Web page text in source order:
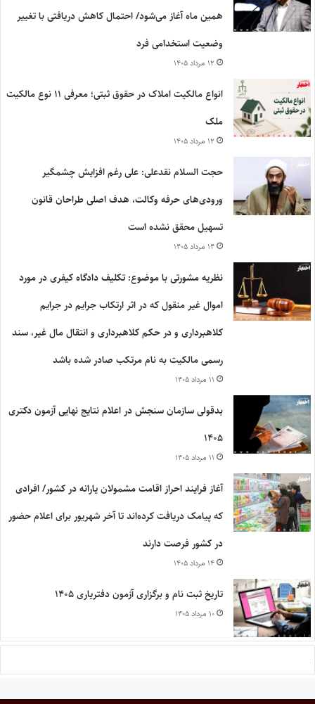
همین ماه آغاز می‌شود/ احتمال کاهش دریافتی با تغییر
وضعیت استخدامی فرد
۱۲ مرداد ۱۴۰۵
انواع مالکیت املاک در حقوق ثبتی؛ معرفی ۱۱ نوع مالکیت
ملک
۱۲ مرداد ۱۴۰۵
حجت السلام نقدعلی: علی رغم افزایش چشمگیر
ورودی‌های حرفه وکالت، هدف اصلی طراحان قانون
تسهیل محقق نشده است
۱۴ مرداد ۱۴۰۵
نظریه مشورتی با موضوع: تکلیف دادگاه کیفری در مورد
اموال غیر منقول که در اثر ارتکاب جرایم در جرایم
کلاهبرداری و در حکم کلاهبرداری و انتقال مال غیر، سند
رسمی مالکیت به نام مرتکب صادر شده باشد
۱۱ مرداد ۱۴۰۵
بدقولی سازمان سنجش در اعلام نتایج نهایی آزمون دکتری
۱۴۰۵
۱۱ مرداد ۱۴۰۵
آغاز فرایند احراز اقامت مشمولان یارانه در کشور/ افرادی
که پیامک دریافت کرده‌اند تا آخر شهریور برای اعلام حضور
در کشور فرصت دارند
۱۴ مرداد ۱۴۰۵
تاریخ ثبت نام و برگزاری آزمون دفتریاری ۱۴۰۵
۱۰ مرداد ۱۴۰۵